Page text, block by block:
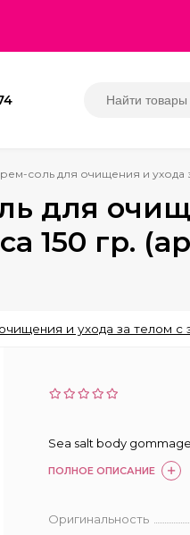
соль для очищения и ухода
для
150 гр.
и ухода за телом с
Sea salt body gommage
ПОЛНОЕ ОПИСАНИЕ
Оригинальность